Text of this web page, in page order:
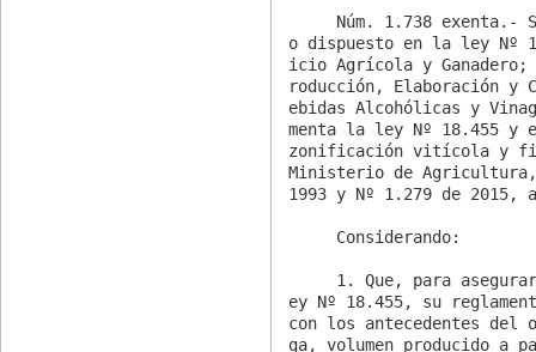
o dispuesto en la ley Nº
icio Agrícola y Ganadero;
roducción, Elaboración y
ebidas Alcohólicas y
menta la ley Nº 18.455 y
zonificación vitícola y
Ministerio de Agricultura,
1993 y Nº 1.279 de 2015,
ey Nº 18.455, su
con los antecedentes del
ga, volumen producido a